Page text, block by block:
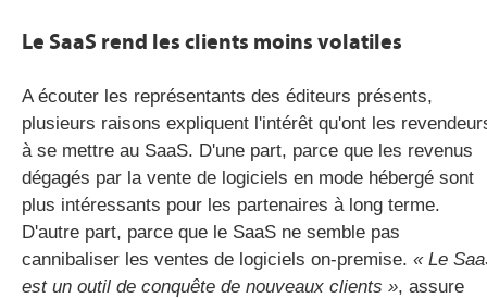
Le SaaS rend les clients moins volatiles
A écouter les représentants des éditeurs présents,
plusieurs raisons expliquent l'intérêt qu'ont les
à se mettre au SaaS. D'une part, parce que les revenus
dégagés par la vente de logiciels en mode hébergé sont
plus intéressants pour les partenaires à long terme.
D'autre part, parce que le SaaS ne semble pas
cannibaliser les ventes de logiciels on-premise. « Le
est un outil de conquête de nouveaux clients », assure